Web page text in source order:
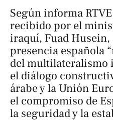
Según informa
recibido por el
iraquí, Fuad Husein,
presencia española
del multilateralismo
el diálogo
árabe y la Unión
el compromiso de
la seguridad y la